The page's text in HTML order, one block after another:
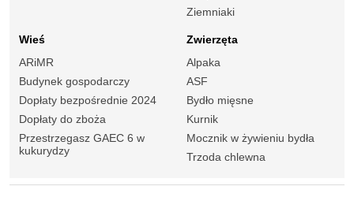
Ziemniaki
Wieś
ARiMR
Budynek gospodarczy
Dopłaty bezpośrednie 2024
Dopłaty do zboża
Przestrzegasz GAEC 6 w
kukurydzy
Zwierzęta
Alpaka
ASF
Bydło mięsne
Kurnik
Mocznik w żywieniu bydła
Trzoda chlewna